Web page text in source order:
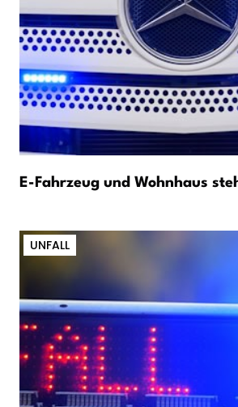
E-Fahrzeug und Wohnhaus
UNFALL